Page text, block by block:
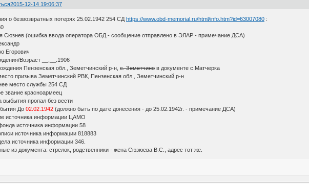
2015-12-14 19:06:37
о безвозвратных потерях 25.02.1942 254 СД https://www.obd-memorial.ru/html/info.htm?id=63007080 :
Сюзнев (ошибка ввода оператора ОБД - сообщение отправлено в ЭЛАР - примечание ДСА)
Егорович
Возраст __.__.1906
Пензенская обл., Земетчинский р-н,с. Земетчино в документе с.Матчерка
призыва Земетчинский РВК, Пензенская обл., Земетчинский р-н
место службы 254 СД
звание красноармеец
выбытия пропал без вести
До02.02.1942 (должно быть по дате донесения - до 25.02.1942г. - примечание ДСА)
источника информации ЦАМО
источника информации 58
источника информации 818883
источника информации 346.
из документа: стрелок, родственники - жена Сюзюева В.С., адрес тот же.